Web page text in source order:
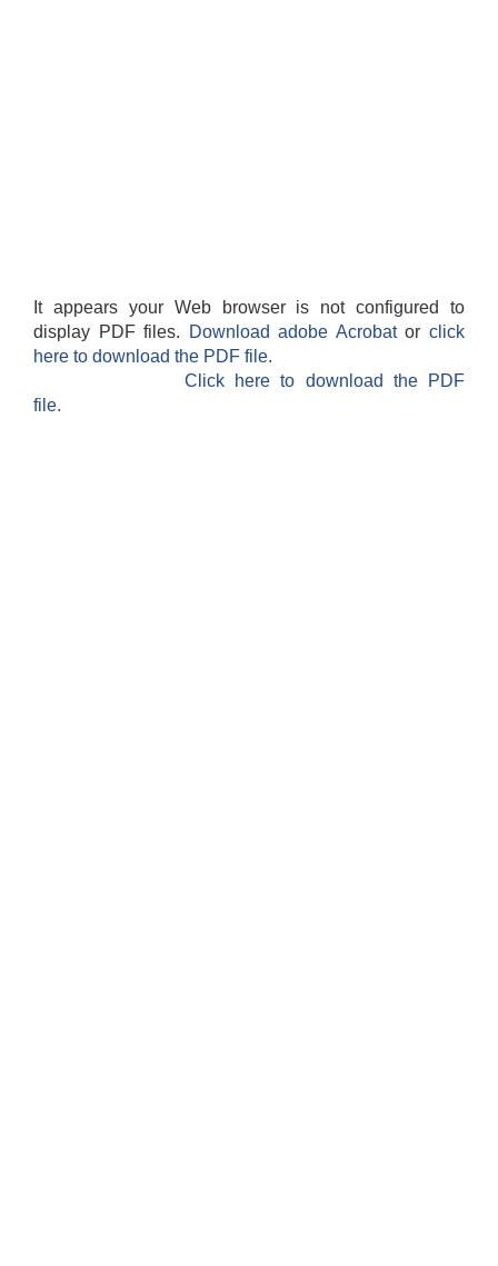
It appears your Web browser is not configured to
display PDF files.
Download adobe Acrobatorclick
here to download the PDF file.
Click here to download the PDF
file.